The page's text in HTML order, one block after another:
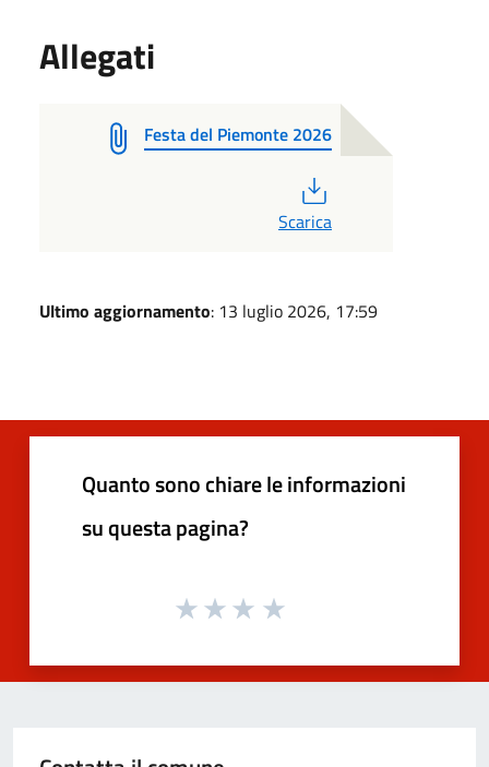
Allegati
Festa del Piemonte 2026
Scarica
Ultimo aggiornamento: 13 luglio 2026, 17:59
Quanto sono chiare le informazioni
su questa pagina?